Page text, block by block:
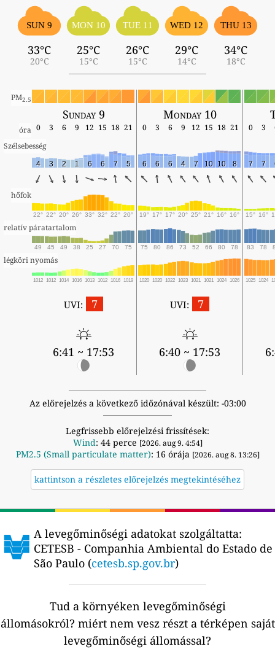
SUN 9
33°C
20°C
MON 10
25°C
15°C
TUE 11
26°C
15°C
WED 12
29°C
14°C
THU 13
34°C
18°C
PM2.5
Sunday 9 Monday 10
óra 0 3 6 9 12 15 18 21 0 3 6 9 12 15 18 21 0 3
Szélsebesség
4 3 2 1 6 6 7 5 6 6 6 4 7 10 10 8 7 7
hőfok
22° 22° 20° 26° 33° 32° 22° 20° 19° 17° 17° 20° 25° 21° 16° 16° 15° 16°
relatív páratartalom
49 45 49 38 25 27 70 75 75 80 86 73 52 66 80 78 83 78
légköri nyomás
1012 1012 1014 1016 1013 1012 1016 1019 1020 1020 1022 1023 1021 1021 1024 1026 1025 1024
UVI: 7
6:41 ~ 17:53
UVI: 7
6:40 ~ 17:53
Az előrejelzés a következő időzónával készült: -03:00
Legfrissebb előrejelzési frissítések:
Wind: 44 perce [2026. aug 9. 4:54]
PM2.5 (Small particulate matter): 16 órája [2026. aug 8. 13:26]
kattintson a részletes előrejelzés megtekintéséhez
A levegőminőségi adatokat szolgáltatta:
CETESB - Companhia Ambiental do Estado de
São Paulo (cetesb.sp.gov.br)
Tud a környéken levegőminőségi
állomásokról? miért nem vesz részt a térképen saját
levegőminőségi állomással?